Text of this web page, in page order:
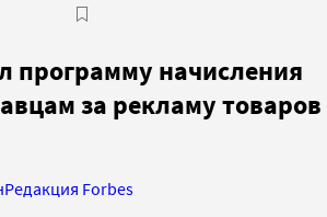
программу начисления
за рекламу товаров
Редакция Forbes